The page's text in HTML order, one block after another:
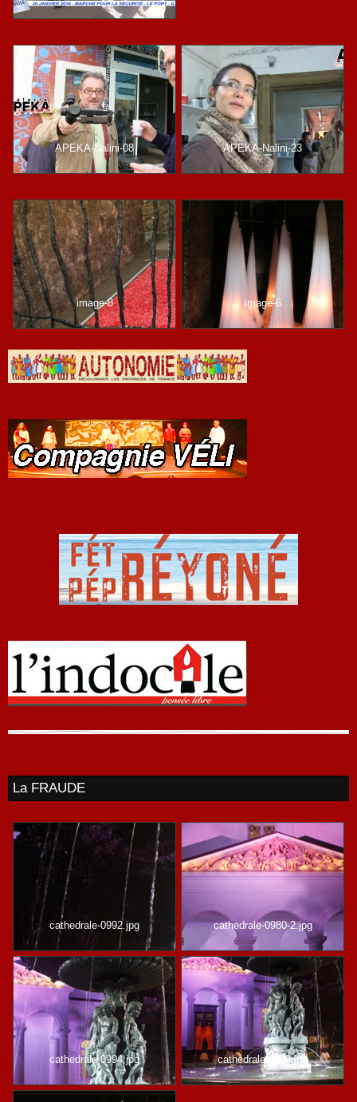
APEKA-Nalini-08 APEKA-Nalini-23
image-8 image-6
La FRAUDE
cathedrale-0992.jpg cathedrale-0980-2.jpg
cathedrale-0994.jpg cathedrale-0993.jpg